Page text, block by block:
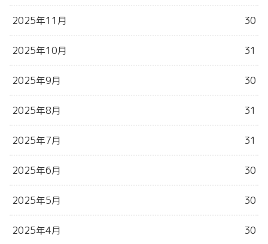
2025年11月 30
2025年10月 31
2025年9月 30
2025年8月 31
2025年7月 31
2025年6月 30
2025年5月 30
2025年4月 30